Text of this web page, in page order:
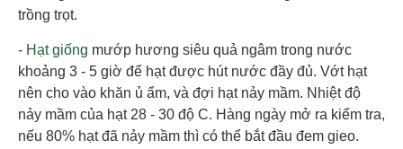
trồng trọt.
- Hạt giống mướp hương siêu quả ngâm trong nước
khoảng 3 - 5 giờ để hạt được hút nước đầy đủ. Vớt hạt
nên cho vào khăn ủ ẩm, và đợi hạt nảy mầm. Nhiệt độ
nảy mầm của hạt 28 - 30 độ C. Hàng ngày mở ra kiểm tra,
nếu 80% hạt đã nảy mầm thì có thể bắt đầu đem gieo.